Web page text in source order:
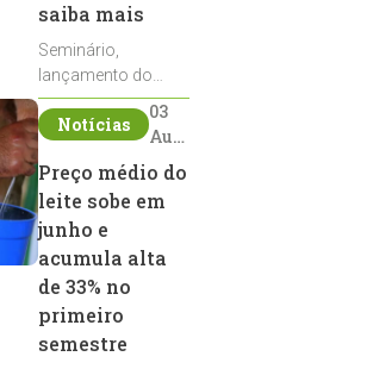
saiba mais
Seminário,
lançamento do
Sumário de Touros,
debates, podcast,
reprodutores e
homenagens
integram a
programação da
entidade durante a
ExpoGenética 2026
Notícias
03
Aug
2026
Preço médio do
leite sobe em
junho e
acumula alta
de 33% no
primeiro
semestre